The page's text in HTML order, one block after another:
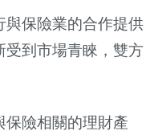
與保險業的合作提供
受到市場青睞，雙方
保險相關的理財產